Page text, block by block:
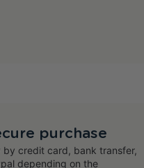
purchase
by credit card, bank transfer,
depending on the